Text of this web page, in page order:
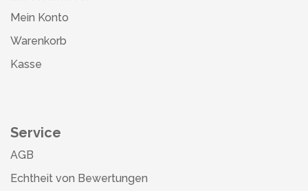
Mein Konto
Warenkorb
Kasse
Service
AGB
Echtheit von Bewertungen